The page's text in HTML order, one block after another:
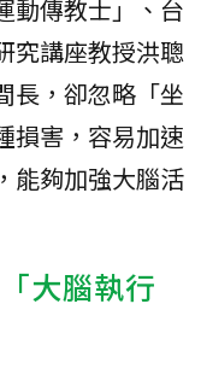
動傳教士」、台
究講座教授洪聰
長，卻忽略「坐
損害，容易加速
能夠加強大腦活
大腦執行